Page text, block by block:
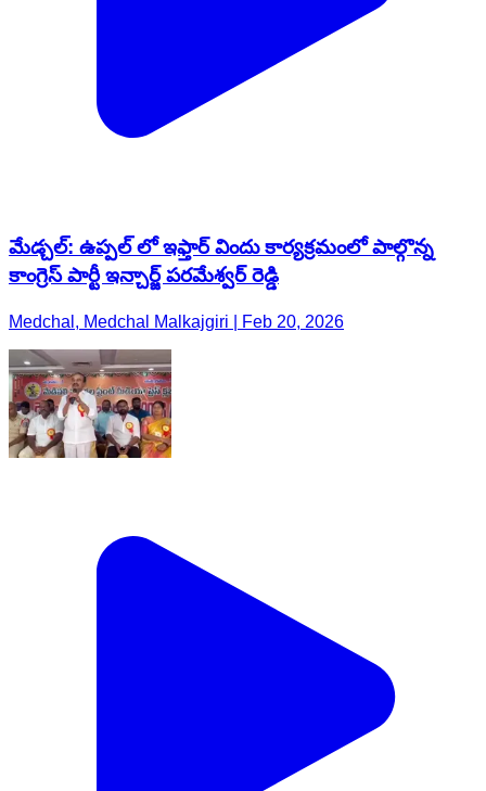
మేడ్చల్: ఉప్పల్ లో ఇఫ్తార్ విందు కార్యక్రమంలో పాల్గొన్న
కాంగ్రెస్ పార్టీ ఇన్చార్జ్ పరమేశ్వర్ రెడ్డి
Medchal, Medchal Malkajgiri | Feb 20, 2026